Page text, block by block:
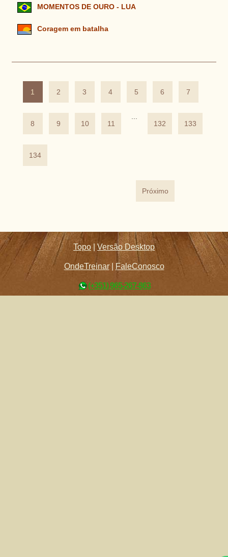
MOMENTOS DE OURO - LUA
Coragem em batalha
1 2 3 4 5 6 7
8 9 10 11
132
133
134
Próximo
Topo |Versão Desktop
OndeTreinar| FaleConosco
(+351) 965-267-863